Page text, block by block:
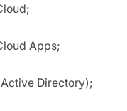
Apps;
Directory);